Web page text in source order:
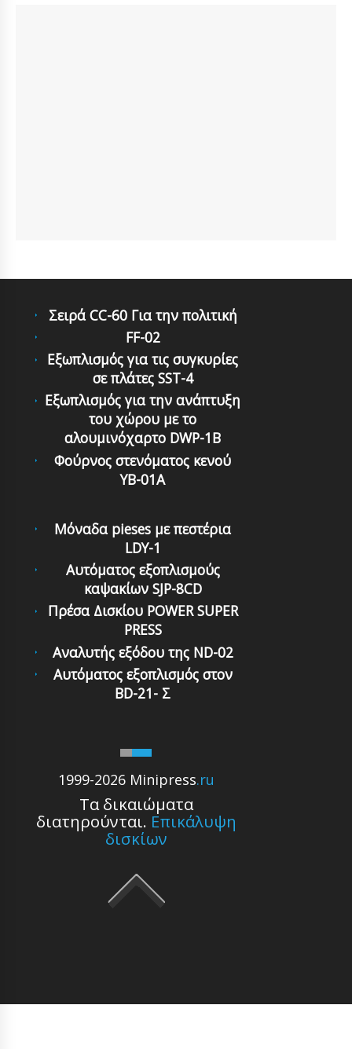
Σειρά CC-60 Για την πολιτική
FF-02
Εξωπλισμός για τις συγκυρίες
σε πλάτες SST-4
Εξωπλισμός για την ανάπτυξη
του χώρου με το
αλουμινόχαρτο DWP-1B
Φούρνος στενόματος κενού
YB-01A
1999-2026 Minipress.ru
Τα δικαιώματα
διατηρούνται. Επικάλυψη
δισκίων
Μόναδα pieses με πεστέρια
LDY-1
Αυτόματoς εξoπλισμoύς
καψακίων SJP-8CD
Πρέσα Δισκίου POWER SUPER
PRESS
Αναλυτής εξόδου της ND-02
Αυτόματoς εξoπλισμός στoν
BD-21- Σ